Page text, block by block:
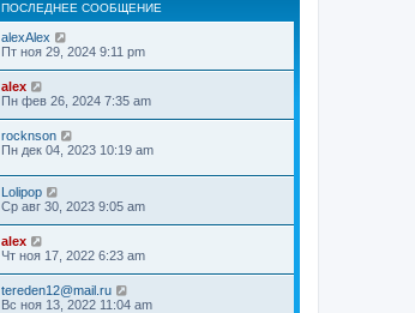
ПОСЛЕДНЕЕ СООБЩЕНИЕ
alexAlex
Пт ноя 29, 2024 9:11 pm
alex
Пн фев 26, 2024 7:35 am
rocknson
Пн дек 04, 2023 10:19 am
Lolipop
Ср авг 30, 2023 9:05 am
alex
Чт ноя 17, 2022 6:23 am
tereden12@mail.ru
Вс ноя 13, 2022 11:04 am